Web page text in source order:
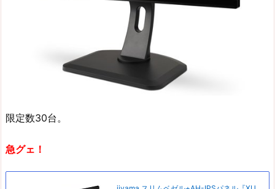
限定数30台。
急グェ！